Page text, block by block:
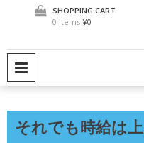
SHOPPING CART
0 Items ¥0
それでも時給は